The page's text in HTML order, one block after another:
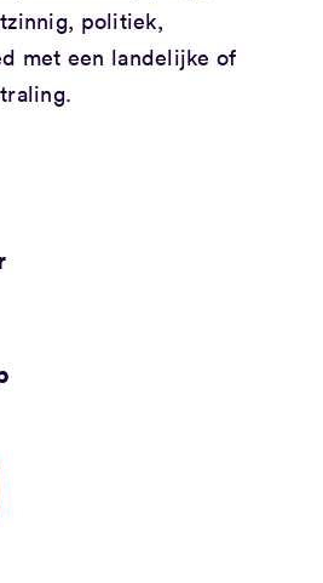
politiek,
met een landelijke of